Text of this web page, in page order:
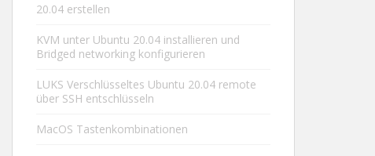
20.04 erstellen
KVM unter Ubuntu 20.04 installieren und
Bridged networking konfigurieren
LUKS Verschlüsseltes Ubuntu 20.04 remote
über SSH entschlüsseln
MacOS Tastenkombinationen